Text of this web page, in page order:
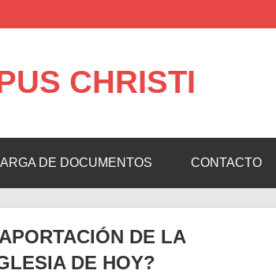
CHRISTI
DE DOCUMENTOS CONTACTO
DE LA
DE HOY?